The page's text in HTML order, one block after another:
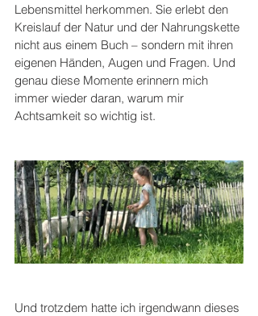
Lebensmittel herkommen. Sie erlebt den
Kreislauf der Natur und der Nahrungskette
nicht aus einem Buch – sondern mit ihren
eigenen Händen, Augen und Fragen. Und
genau diese Momente erinnern mich
immer wieder daran, warum mir
Achtsamkeit so wichtig ist.
Und trotzdem hatte ich irgendwann dieses